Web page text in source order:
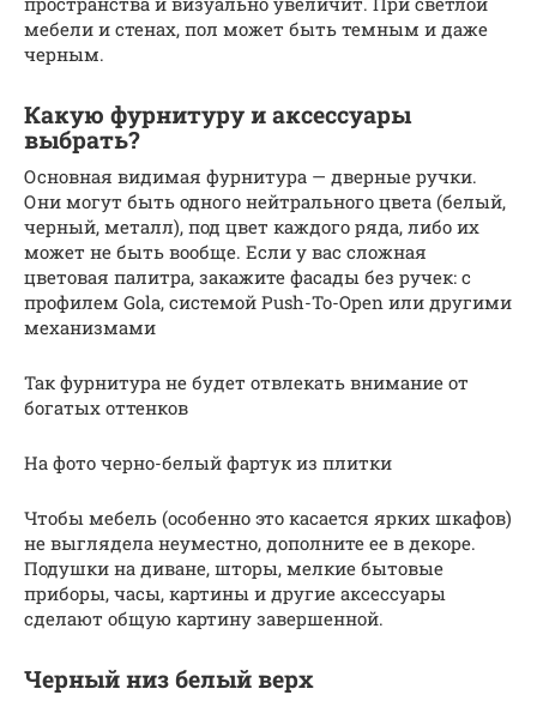
мебели и стенах, пол может быть темным и даже
черным.
Какую фурнитуру и аксессуары
выбрать?
Основная видимая фурнитура — дверные ручки.
Они могут быть одного нейтрального цвета (белый,
черный, металл), под цвет каждого ряда, либо их
может не быть вообще. Если у вас сложная
цветовая палитра, закажите фасады без ручек: с
профилем Gola, системой Push-To-Open или другими
механизмами
Так фурнитура не будет отвлекать внимание от
богатых оттенков
На фото черно-белый фартук из плитки
Чтобы мебель (особенно это касается ярких шкафов)
не выглядела неуместно, дополните ее в декоре.
Подушки на диване, шторы, мелкие бытовые
приборы, часы, картины и другие аксессуары
сделают общую картину завершенной.
Черный низ белый верх